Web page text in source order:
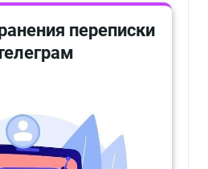
переписки